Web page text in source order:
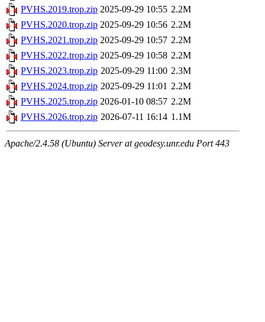
PVHS.2019.trop.zip 2025-09-29 10:55 2.2M
PVHS.2020.trop.zip 2025-09-29 10:56 2.2M
PVHS.2021.trop.zip 2025-09-29 10:57 2.2M
PVHS.2022.trop.zip 2025-09-29 10:58 2.2M
PVHS.2023.trop.zip 2025-09-29 11:00 2.3M
PVHS.2024.trop.zip 2025-09-29 11:01 2.2M
PVHS.2025.trop.zip 2026-01-10 08:57 2.2M
PVHS.2026.trop.zip 2026-07-11 16:14 1.1M
Apache/2.4.58 (Ubuntu) Server at geodesy.unr.edu Port 443